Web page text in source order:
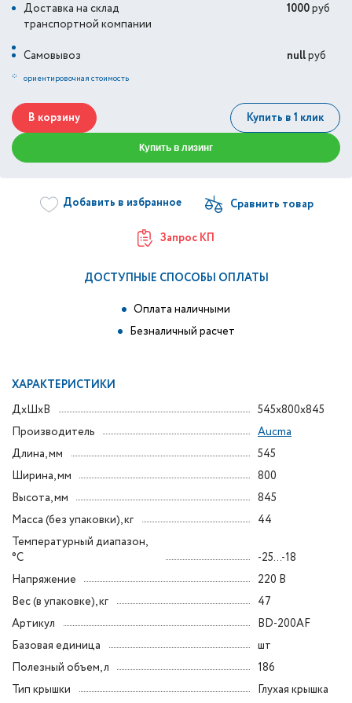
Доставка на склад
транспортной компании
1000руб
Самовывоз nullруб
* ориентировочная стоимость
В корзину Купить в 1 клик
Купить в лизинг
Добавить в избранное
Запрос КП
ДОСТУПНЫЕ СПОСОБЫ ОПЛАТЫ
Оплата наличными
Безналичный расчет
ХАРАКТЕРИСТИКИ
ДxШxВ
545x800x845
Производитель
Aucma
Длина, мм
545
Ширина, мм
800
Высота, мм
845
Масса (без упаковки), кг
44
Температурный диапазон,
°C
-25...-18
Напряжение
220 В
Вес (в упаковке), кг
47
Артикул
BD-200AF
Базовая единица
шт
Полезный объем, л
186
Тип крышки
Глухая крышка